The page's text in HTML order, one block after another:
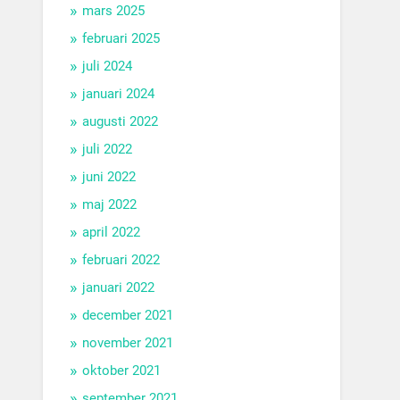
mars 2025
februari 2025
juli 2024
januari 2024
augusti 2022
juli 2022
juni 2022
maj 2022
april 2022
februari 2022
januari 2022
december 2021
november 2021
oktober 2021